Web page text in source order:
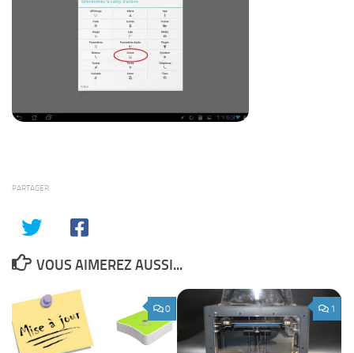
PARTAGER
VOUS AIMEREZ AUSSI...
0 1